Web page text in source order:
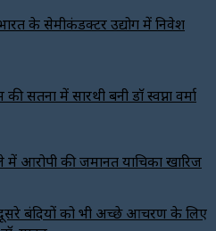
के सेमीकंडक्टर उद्योग में निवेश
सतना में सारथी बनी डाॅ स्वप्ना वर्मा
में आरोपी की जमानत याचिका खारिज
दूसरे बंदियों को भी अच्छे आचरण के लिए